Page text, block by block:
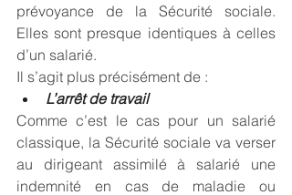
prévoyance de la Sécurité sociale.
Elles sont presque identiques à celles
d’un salarié.
Il s’agit plus précisément de :
L’arrêt de travail
Comme c’est le cas pour un salarié
classique, la Sécurité sociale va verser
au dirigeant assimilé à salarié une
indemnité en cas de maladie ou